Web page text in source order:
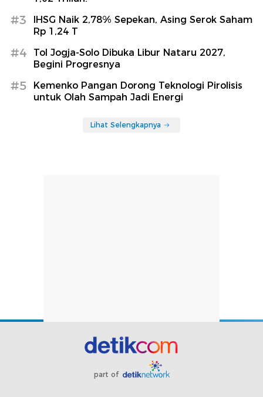
#3
IHSG Naik 2,78% Sepekan, Asing Serok Saham
Rp 1,24 T
#4
Tol Jogja-Solo Dibuka Libur Nataru 2027,
Begini Progresnya
#5
Kemenko Pangan Dorong Teknologi Pirolisis
untuk Olah Sampah Jadi Energi
Lihat Selengkapnya
part of